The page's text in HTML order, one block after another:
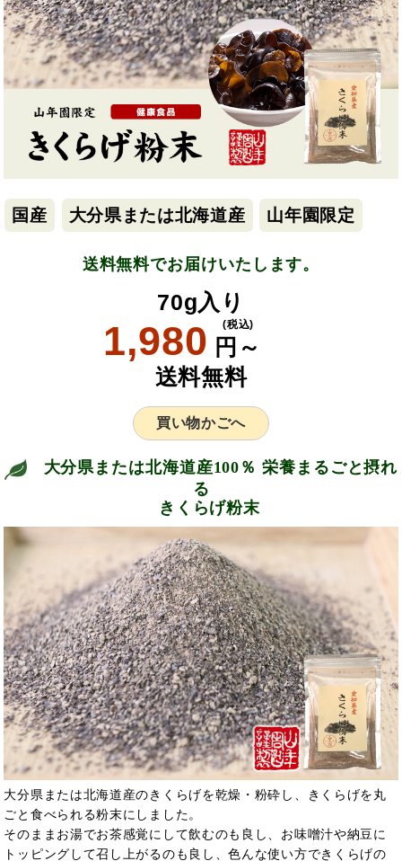
国産 大分県または北海道産 山年園限定
送料無料でお届けいたします。
70g入り
1,980 円～
(税込)
送料無料
買い物かごへ
大分県または北海道産100％ 栄養まるごと摂れ
る
きくらげ粉末
大分県または北海道産のきくらげを乾燥・粉砕し、きくらげを丸
ごと食べられる粉末にしました。
そのままお湯でお茶感覚にして飲むのも良し、お味噌汁や納豆に
トッピングして召し上がるのも良し、色んな使い方できくらげの